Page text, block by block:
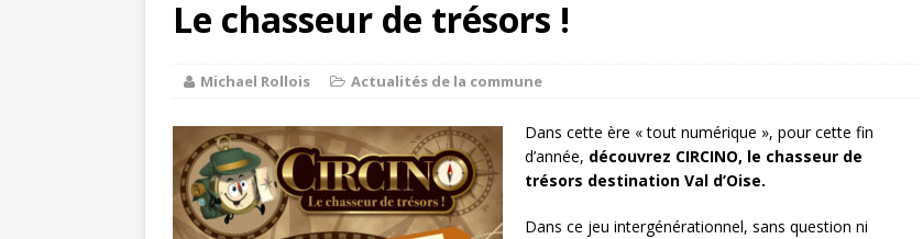
[ 3 août 2026 ] Ninon de Lenclos ACTUALITÉS DE LA COMMUNE
[ 1 août 2026 ] Balade au crépuscule | Villarceaux | 1 août
COMMUNE
[ 6 août 2026 ] Chaussy fait son cinéma ACTUALITÉS DE LA COMMUNE
Le chasseur de trésors !
Michael Rollois Actualités de la commune
Dans cette ère « tout numérique », pour cette fin
d’année, découvrez CIRCINO, le chasseur de
trésors destination Val d’Oise.
Dans ce jeu intergénérationnel, sans question ni